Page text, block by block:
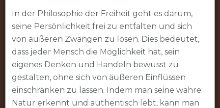
In der Philosophie der Freiheit geht es darum,
seine Persönlichkeit frei zu entfalten und sich
von äußeren Zwängen zu lösen. Dies bedeutet,
dass jeder Mensch die Möglichkeit hat, sein
eigenes Denken und Handeln bewusst zu
gestalten, ohne sich von äußeren Einflüssen
einschränken zu lassen. Indem man seine wahre
Natur erkennt und authentisch lebt, kann man